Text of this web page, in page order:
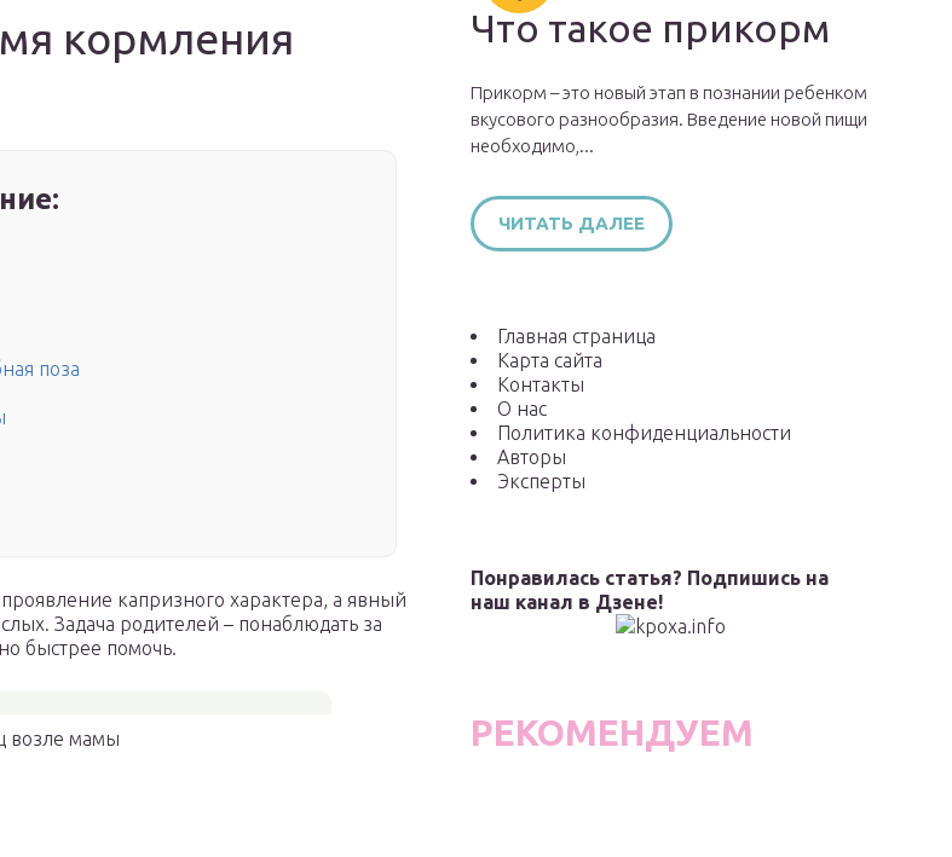
кормления
поза
капризного характера, а явный
Задача родителей – понаблюдать за
быстрее помочь.
возле мамы
Что такое прикорм
Прикорм – это новый этап в познании ребенком
вкусового разнообразия. Введение новой пищи
необходимо,...
ЧИТАТЬ ДАЛЕЕ
Главная страница
Карта сайта
Контакты
О нас
Политика конфиденциальности
Авторы
Эксперты
Понравилась статья? Подпишись на
наш канал в Дзене!
РЕКОМЕНДУЕМ